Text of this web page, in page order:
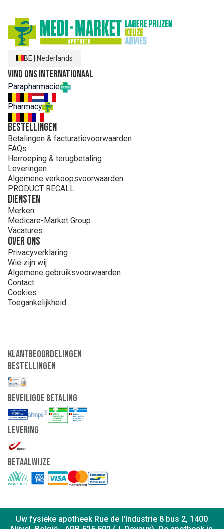
BE Nederlands
Vind ons internationaal
Parapharmacie
Pharmacy
Bestellingen
Betalingen & facturatievoorwaarden
FAQs
Herroeping & terugbetaling
Leveringen
Algemene verkoopsvoorwaarden
PRODUCT RECALL
Diensten
Merken
Medicare-Market Group
Vacatures
Over ons
Privacyverklaring
Wie zijn wij
Algemene gebruiksvoorwaarden
Contact
Cookies
Toegankelijkheid
Klantbeoordelingen
Bestellingen
Beveiligde Betaling
Levering
Betaalwijze
Uw fysieke apotheek Rue de l'Industrie 8 bus 2, 1400